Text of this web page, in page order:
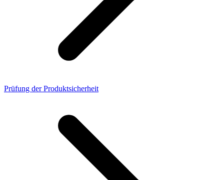
Prüfung der Produktsicherheit